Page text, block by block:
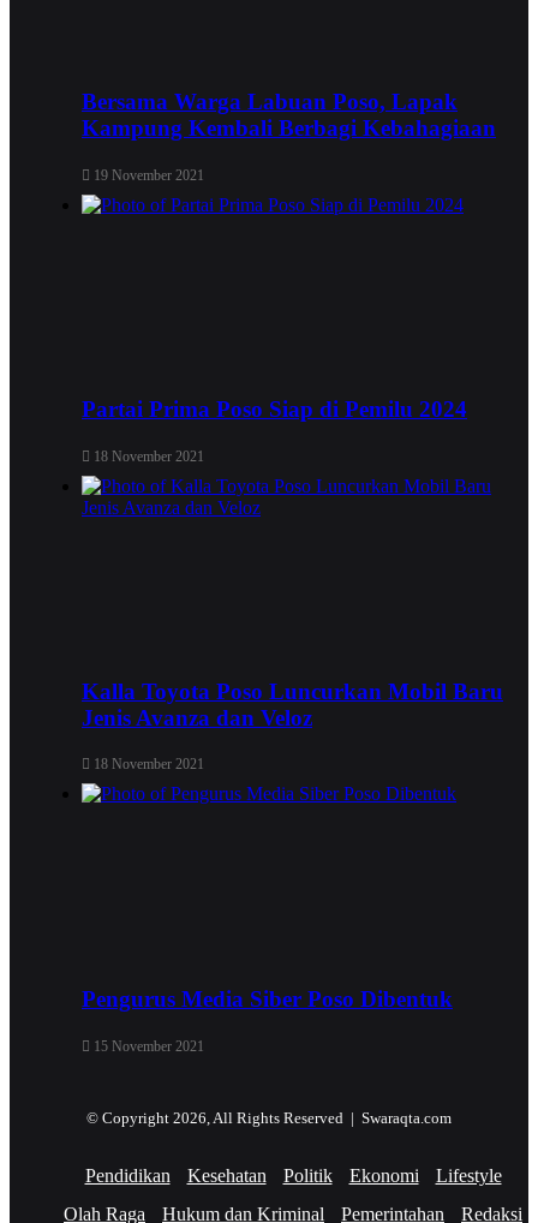
Bersama Warga Labuan Poso, Lapak
Kampung Kembali Berbagi Kebahagiaan
19 November 2021
Partai Prima Poso Siap di Pemilu 2024
18 November 2021
Kalla Toyota Poso Luncurkan Mobil Baru
Jenis Avanza dan Veloz
18 November 2021
Pengurus Media Siber Poso Dibentuk
15 November 2021
© Copyright 2026, All Rights Reserved | Swaraqta.com
Pendidikan Kesehatan Politik Ekonomi
Lifestyle
Olah Raga
Hukum dan Kriminal Pemerintahan Redaksi